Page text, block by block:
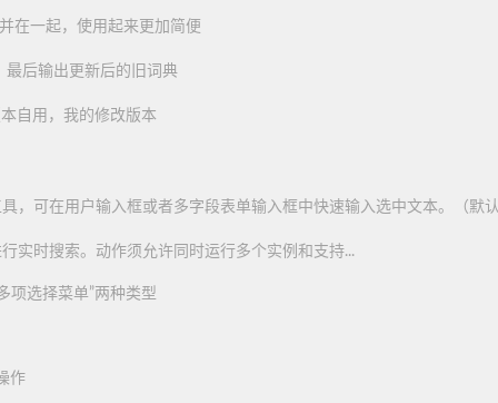
在一起，使用起来更加简便
最后输出更新后的旧词典
自用，我的修改版本
，可在用户输入框或者多字段表单输入框中快速输入选中文本。（默
实时搜索。动作须允许同时运行多个实例和支持...
项选择菜单”两种类型
作